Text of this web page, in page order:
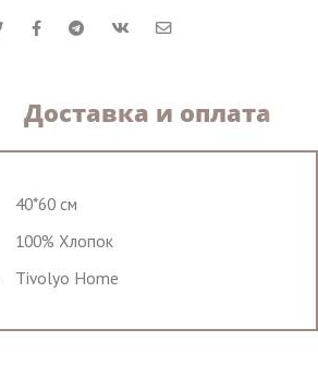
Доставка и оплата
40*60 см
100% Хлопок
Tivolyo Home